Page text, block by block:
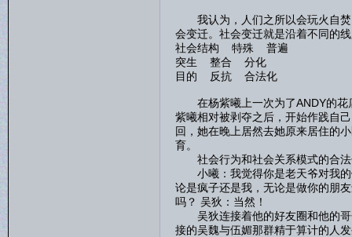
我认为，人们之所以会玩火自焚
会变迁。社会变迁就是沿着不同的
社会结构 特殊 普遍
突生 整合 分化
目的 反抗 合法化
在杨紫曦上一次为了ANDY的花
紫曦相对被剥夺之后，开始作践自
回，她在晚上居然去她原来居住的
育。
社会行为和社会关系模式的合法
小曦：我觉得你是老天爷对我的
论是疯子还是我，无论是做你的朋
吗？ 吴狄：当然！
吴狄连接着他的好友圈和他的哥
接的吴魏与伍媚那群精于算计的人